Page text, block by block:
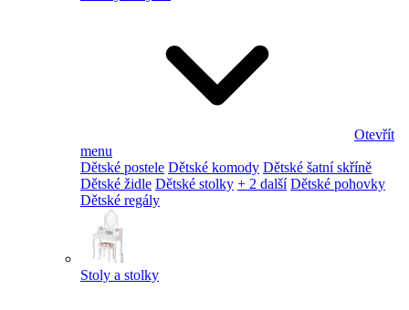
Otevřít
menu
Dětské postele Dětské komody Dětské šatní skříně
Dětské židle Dětské stolky + 2 další Dětské pohovky
Dětské regály
Stoly a stolky